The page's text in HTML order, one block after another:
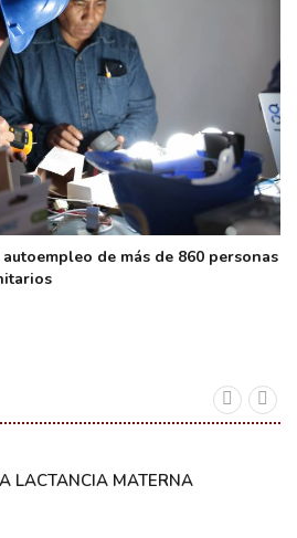
de más de 860 personas
LACTANCIA MATERNA